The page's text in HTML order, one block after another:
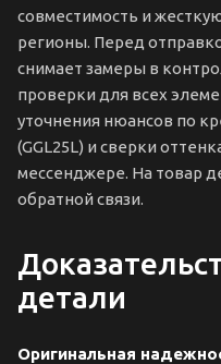
совместимость и
регионы. Перед
снимает замеры в
проверки для всех
уточнения нюансов по
(GGL25L) и сверки
мессенджере. На товар
обратной связи.
детали
Оригинальная